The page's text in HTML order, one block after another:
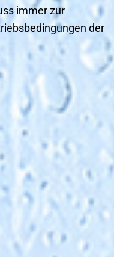
immer zur
der
die Ausfällung
Inhaltsstoffe. Sie
halten